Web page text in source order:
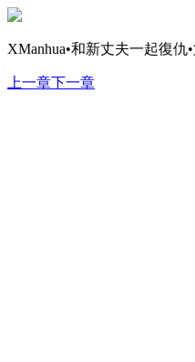
XManhua•和新丈夫一起復仇
上一章下一章